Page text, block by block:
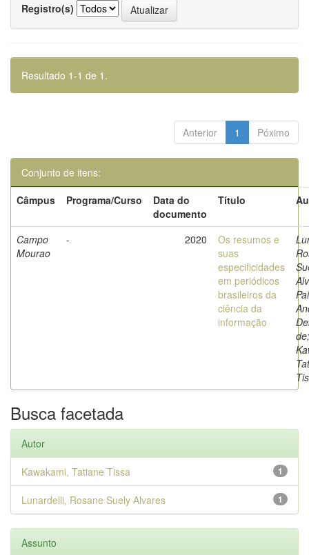
Registro(s)
Resultado 1-1 de 1.
Anterior 1 Póximo
Conjunto de itens:
Câmpus
Programa/Curso
Data do
documento
Título
Campo
Mourao
- 2020
Os resumos e
suas
especificidades
em periódicos
brasileiros da
ciência da
informação
de;
Busca facetada
Autor
1
Kawakami, Tatiane Tissa
1
Lunardelli, Rosane Suely Alvares
Assunto